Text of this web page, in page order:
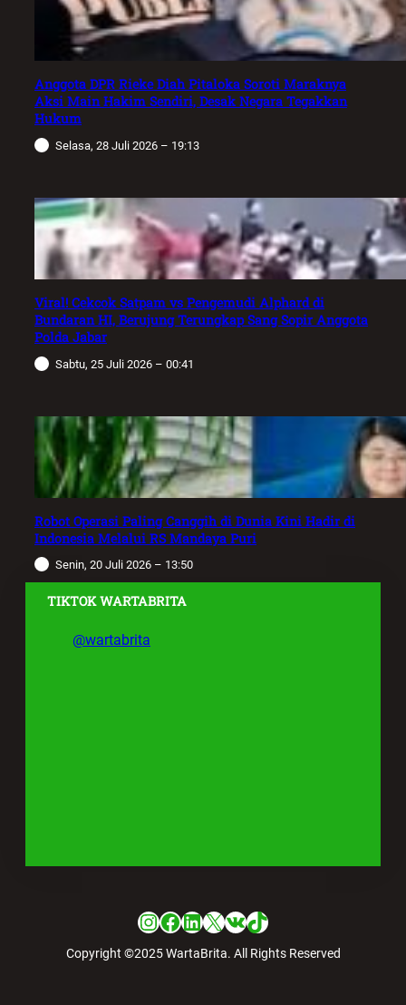
Anggota DPR Rieke Diah Pitaloka Soroti Maraknya
Aksi Main Hakim Sendiri, Desak Negara Tegakkan
Hukum
Selasa, 28 Juli 2026 – 19:13
Viral! Cekcok Satpam vs Pengemudi Alphard di
Bundaran HI, Berujung Terungkap Sang Sopir Anggota
Polda Jabar
Sabtu, 25 Juli 2026 – 00:41
Robot Operasi Paling Canggih di Dunia Kini Hadir di
Indonesia Melalui RS Mandaya Puri
Senin, 20 Juli 2026 – 13:50
TIKTOK WARTABRITA
@wartabrita
Instagram
Facebook
LinkedIn
X VKTikTok
Copyright ©2025 WartaBrita. All Rights Reserved